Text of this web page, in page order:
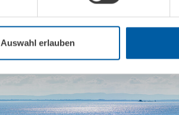
Auswahl erlauben